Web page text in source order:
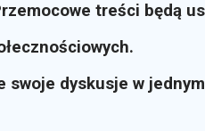
treści będą
swoje dyskusje w jednym